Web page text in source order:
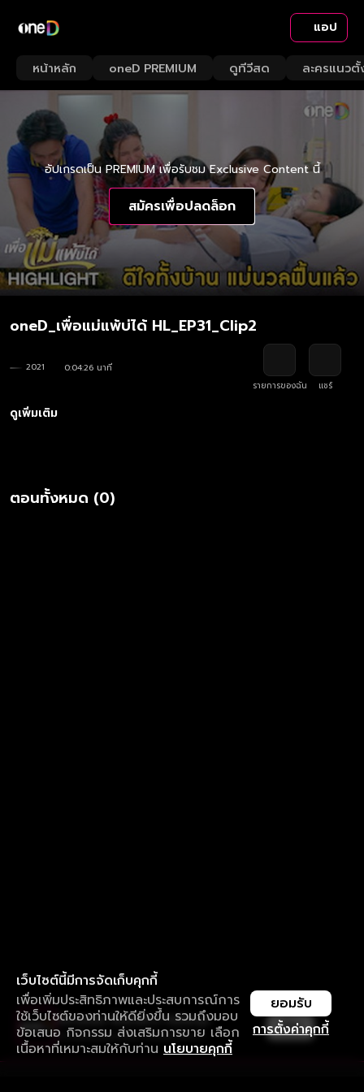
แอป
หน้าหลัก oneD PREMIUM ดูทีวีสด ละครแนวตั้
อัปเกรดเป็น PREMIUM เพื่อรับชม Exclusive Content นี้
สมัครเพื่อปลดล็อก
oneD_เพื่อแม่แพ้บ่ได้ HL_EP31_Clip2
2021
0:04:26 นาที
รายการของฉัน
แชร์
ดูเพิ่มเติม
ตอนทั้งหมด (0)
เว็บไซต์นี้มีการจัดเก็บคุกกี้
เพื่อเพิ่มประสิทธิภาพและประสบการณ์การ
ใช้เว็บไซต์ของท่านให้ดียิ่งขึ้น รวมถึงมอบ
ข้อเสนอ กิจกรรม ส่งเสริมการขาย เลือก
เนื้อหาที่เหมาะสมให้กับท่าน นโยบายคุกกี้
การตั้งค่าคุกกี้
ยอมรับ
ใช้งานแอป ลื่นไหลกว่า ไม่มีสะดุด
ดาวน์โหลดแอปเพื่อการรับชมที่ดีกว่า เปิด